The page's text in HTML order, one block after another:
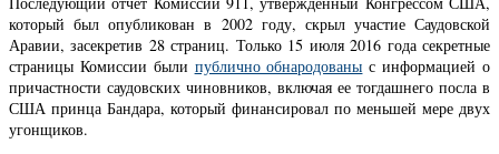
который был опубликован в 2002 году, скрыл участие Саудовской
Аравии, засекретив 28 страниц. Только 15 июля 2016 года секретные
страницы Комиссии были публично обнародованы с информацией о
причастности саудовских чиновников, включая ее тогдашнего посла в
США принца Бандара, который финансировал по меньшей мере двух
угонщиков.